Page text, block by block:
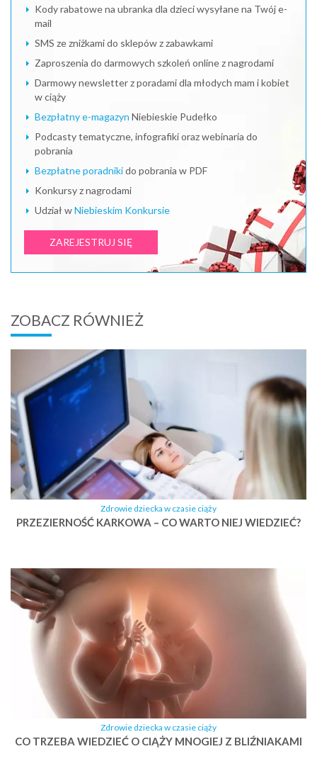
Kody rabatowe na ubranka dla dzieci wysyłane na Twój e-
mail
SMS ze zniżkami do sklepów z zabawkami
Zaproszenia do darmowych szkoleń online z nagrodami
Darmowy newsletter z poradami dla młodych mam i kobiet
w ciąży
Bezpłatny e-magazyn Niebieskie Pudełko
Podcasty tematyczne, infografiki oraz webinaria do
pobrania
Bezpłatne poradnikido pobrania w PDF
Konkursy z nagrodami
Udział wNiebieskim Konkursie
ZAREJESTRUJ SIĘ
ZOBACZ RÓWNIEŻ
Zdrowie dziecka w czasie ciąży
PRZEZIERNOŚĆ KARKOWA – CO WARTO NIEJ WIEDZIEĆ?
Zdrowie dziecka w czasie ciąży
CO TRZEBA WIEDZIEĆ O CIĄŻY MNOGIEJ Z BLIŹNIAKAMI